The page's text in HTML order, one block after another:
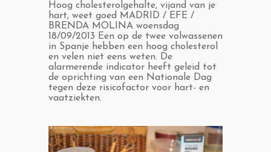
​Hoog cholesterolgehalte, vijand van je
hart, weet goed MADRID / EFE /
BRENDA MOLINA woensdag
18/09/2013 Een op de twee volwassenen
in Spanje hebben een hoog cholesterol
en velen niet eens weten. De
alarmerende indicator heeft geleid tot
de oprichting van een Nationale Dag
tegen deze risicofactor voor hart- en
vaatziekten.